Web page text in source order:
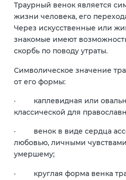
Траурный венок является
жизни человека, его
Через искусственные или
знакомые имеют
скорбь по поводу утраты.
Символическое значение
от его формы:
· каплевидная или
классической для
· венок в виде сердца
любовью, личными
умершему;
· круглая форма венка